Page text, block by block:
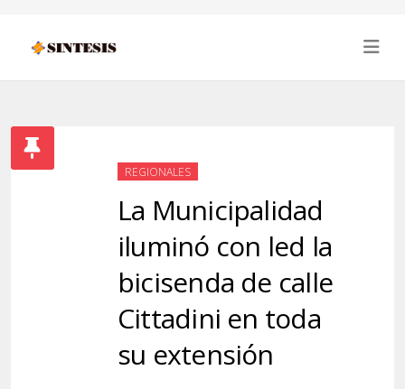
REGIONALES
La Municipalidad
iluminó con led la
bicisenda de calle
Cittadini en toda
su extensión